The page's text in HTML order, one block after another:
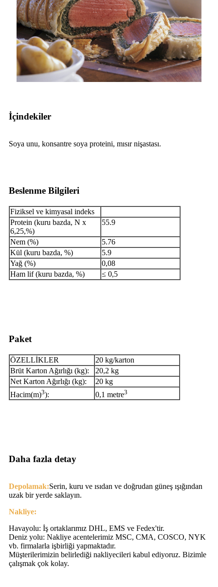
İçindekiler
Soya unu, konsantre soya proteini, mısır nişastası.
Beslenme Bilgileri
Fiziksel ve kimyasal indeks
Protein (kuru bazda, N x
6,25,%)
55.9
Nem (%)
5.76
Kül (kuru bazda, %)
5.9
Yağ (%)
0,08
Ham lif (kuru bazda, %)
≤ 0,5
Paket
ÖZELLİKLER
20 kg/karton
Brüt Karton Ağırlığı (kg):
20,2 kg
Net Karton Ağırlığı (kg):
20 kg
Hacim(m)3): 0,1 metre3
Daha fazla detay
Depolamak:Serin, kuru ve ısıdan ve doğrudan güneş ışığından
uzak bir yerde saklayın.
Nakliye:
Havayolu: İş ortaklarımız DHL, EMS ve Fedex'tir.
Deniz yolu: Nakliye acentelerimiz MSC, CMA, COSCO, NYK
vb. firmalarla işbirliği yapmaktadır.
Müşterilerimizin belirlediği nakliyecileri kabul ediyoruz. Bizimle
çalışmak çok kolay.